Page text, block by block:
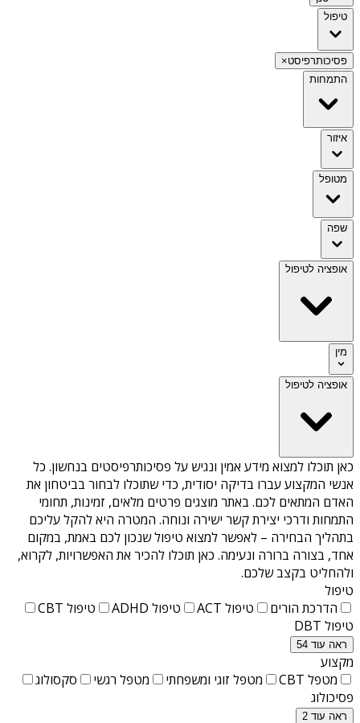
טיפול
פסיכותרפיסט×
התמחות
איזור
מטופל
שפה
אופציה לטיפול
מין
אופציה לטיפול
כאן תוכלו למצוא מידע אמין ונגיש על פסיכותרפיסטים בנחשון. כל
אנשי המקצוע עברו בדיקה יסודית, כדי שתוכלו לבחור בביטחון את
האדם המתאים לכם. באתר מוצגים פרטים מלאים, זמינות, תחומי
התמחות ודרכי יצירת קשר ישירה ונוחה. המטרה היא להקל עליכם
בתהליך הבחירה – לאפשר למצוא טיפול שנכון לכם באמת, במקום
אחד, בצורה ברורה ונעימה. כאן תוכלו להכיר את האפשרויות, לקרוא,
ולהחליט בקצב שלכם.
טיפול
הדרכת הורים
טיפול ACT טיפול ADHD
טיפול CBT
טיפול DBT
ראה עוד 54
מקצוע
מטפל CBT
מטפל זוגי ומשפחתי מטפל רגשי
סקסולוג
פסיכולוג
ראה עוד 2